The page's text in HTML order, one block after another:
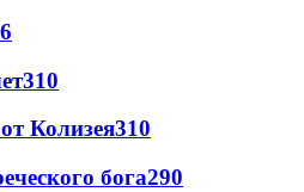
310
Колизея310
бога290